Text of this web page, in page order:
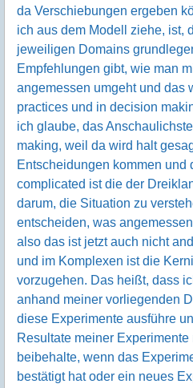
da Verschiebungen ergeben
ich aus dem Modell ziehe, ist,
jeweiligen Domains
Empfehlungen gibt, wie man
angemessen umgeht und das
practices und in decision
ich glaube, das
making, weil da wird halt
Entscheidungen kommen und
complicated ist die der
darum, die Situation zu
entscheiden, was
also das ist jetzt auch nicht
und im Komplexen ist die
vorzugehen. Das heißt, dass
anhand meiner vorliegenden
diese Experimente ausführe
Resultate meiner
beibehalte, wenn das
bestätigt hat oder ein neues